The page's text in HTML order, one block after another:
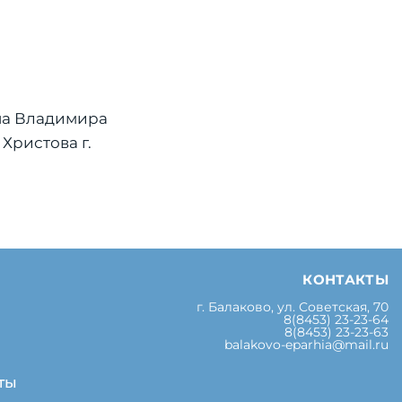
Владимира
г.
КОНТАКТЫ
г. Балаково, ул. Советская, 70
8(8453) 23-23-64
8(8453) 23-23-63
balakovo-eparhia@mail.ru